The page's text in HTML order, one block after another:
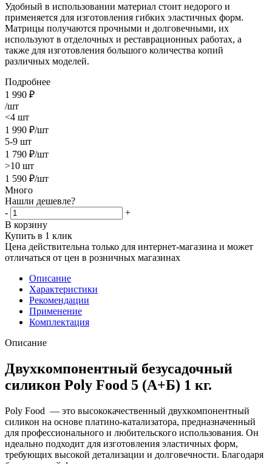
Удобный в использовании материал стоит недорого и
применяется для изготовления гибких эластичных форм.
Матрицы получаются прочными и долговечными, их
используют в отделочных и реставрационных работах, а
также для изготовления большого количества копий
различных моделей.
Подробнее
1 990 ₽
/шт
<4 шт
1 990 ₽/шт
5-9 шт
1 790 ₽/шт
>10 шт
1 590 ₽/шт
Много
Нашли дешевле?
-
+
В корзину
Купить в 1 клик
Цена действительна только для интернет-магазина и может
отличаться от цен в розничных магазинах
Описание
Характеристики
Рекомендации
Применение
Комплектация
Описание
Двухкомпонентный безусадочный
силикон Poly Food 5 (А+Б) 1 кг.
Poly Food — это высококачественный двухкомпонентный
силикон на основе платино-катализатора, предназначенный
для профессионального и любительского использования. Он
идеально подходит для изготовления эластичных форм,
требующих высокой детализации и долговечности. Благодаря